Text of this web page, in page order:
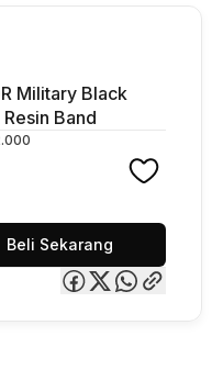
Military Black
Band
Beli Sekarang